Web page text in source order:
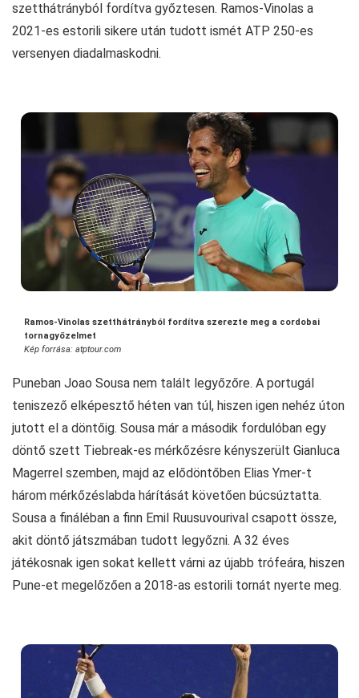
szetthátrányból fordítva győztesen. Ramos-Vinolas a
2021-es estorili sikere után tudott ismét ATP 250-es
versenyen diadalmaskodni.
Ramos-Vinolas szetthátrányból fordítva szerezte meg a cordobai
tornagyőzelmet
Kép forrása: atptour.com
Puneban Joao Sousa nem talált legyőzőre. A portugál
teniszező elképesztő héten van túl, hiszen igen nehéz úton
jutott el a döntőig. Sousa már a második fordulóban egy
döntő szett Tiebreak-es mérkőzésre kényszerült Gianluca
Magerrel szemben, majd az elődöntőben Elias Ymer-t
három mérkőzéslabda hárítását követően búcsúztatta.
Sousa a fináléban a finn Emil Ruusuvourival csapott össze,
akit döntő játszmában tudott legyőzni. A 32 éves
játékosnak igen sokat kellett várni az újabb trófeára, hiszen
Pune-et megelőzően a 2018-as estorili tornát nyerte meg.